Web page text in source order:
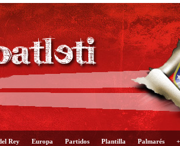
Rey Europa Partidos Plantilla Palmarés